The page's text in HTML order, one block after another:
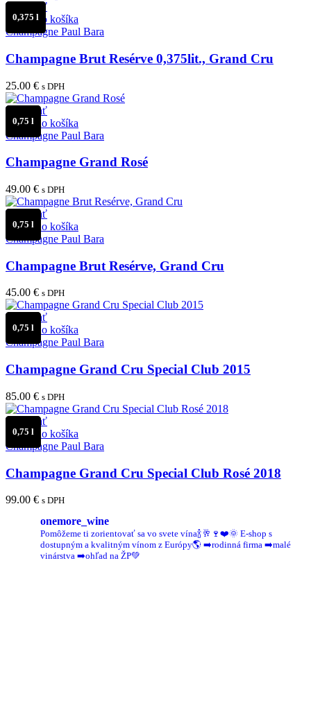
Porovnať
Pridať do košíka
Champagne Paul Bara
Champagne Brut Resérve 0,375lit., Grand Cru
25.00 € s DPH
0,375 l
Porovnať
Pridať do košíka
Champagne Paul Bara
Champagne Grand Rosé
49.00 € s DPH
0,75 l
Porovnať
Pridať do košíka
Champagne Paul Bara
Champagne Brut Resérve, Grand Cru
45.00 € s DPH
0,75 l
Porovnať
Pridať do košíka
Champagne Paul Bara
Champagne Grand Cru Special Club 2015
85.00 € s DPH
0,75 l
Porovnať
Pridať do košíka
Champagne Paul Bara
Champagne Grand Cru Special Club Rosé 2018
99.00 € s DPH
0,75 l
onemore_wine
Pomôžeme ti zorientovať sa vo svete vína🍾🥂🍷❤️🌞 E-shop s
dostupným a kvalitným vínom z Európy🌎 ➡️rodinná firma ➡️malé
vinárstva ➡️ohľad na ŽP💚